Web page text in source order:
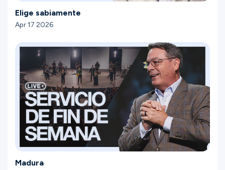
Elige sabiamente
Apr 17 2026
Madura